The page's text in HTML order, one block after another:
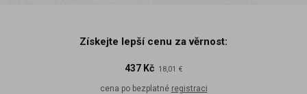
Získejte lepší cenu za věrnost:
437 Kč 18,01 €
cena po bezplatné registraci